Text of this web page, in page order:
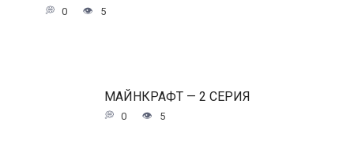
0 5
МАЙНКРАФТ — 2 СЕРИЯ
0 5